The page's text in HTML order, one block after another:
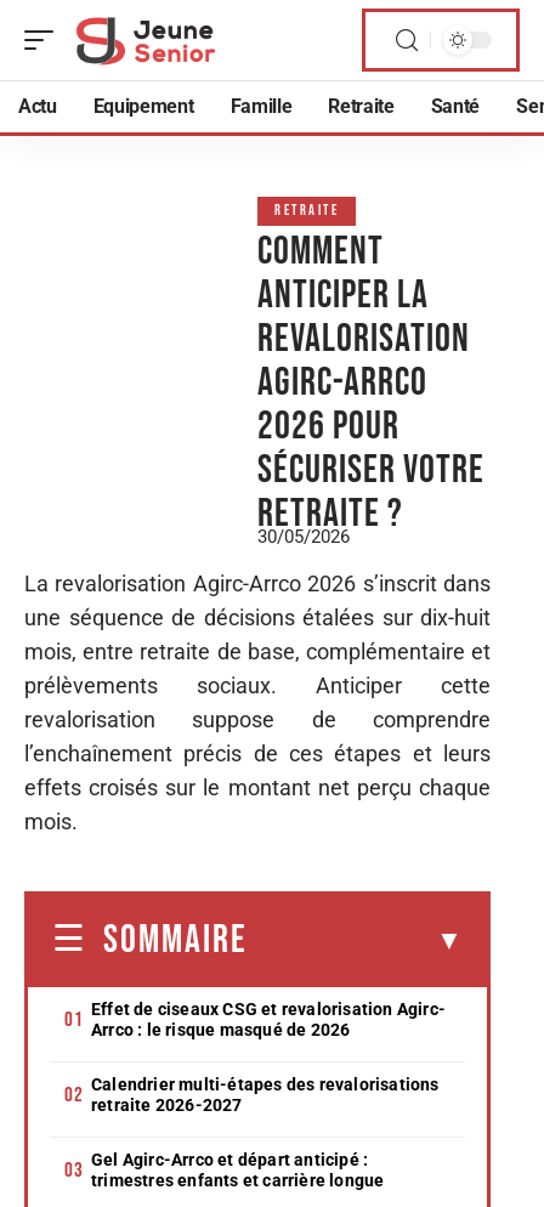
Actu Equipement Famille Retraite Santé
RETRAITE
Comment
anticiper la
revalorisation
Agirc-Arrco
2026 pour
sécuriser votre
retraite ?
30/05/2026
La revalorisation Agirc-Arrco 2026 s’inscrit dans
une séquence de décisions étalées sur dix-huit
mois, entre retraite de base, complémentaire et
prélèvements sociaux. Anticiper cette
revalorisation suppose de comprendre
l’enchaînement précis de ces étapes et leurs
effets croisés sur le montant net perçu chaque
mois.
SOMMAIRE
Effet de ciseaux CSG et revalorisation Agirc-
Arrco : le risque masqué de 2026
Calendrier multi-étapes des revalorisations
retraite 2026-2027
Gel Agirc-Arrco et départ anticipé :
trimestres enfants et carrière longue